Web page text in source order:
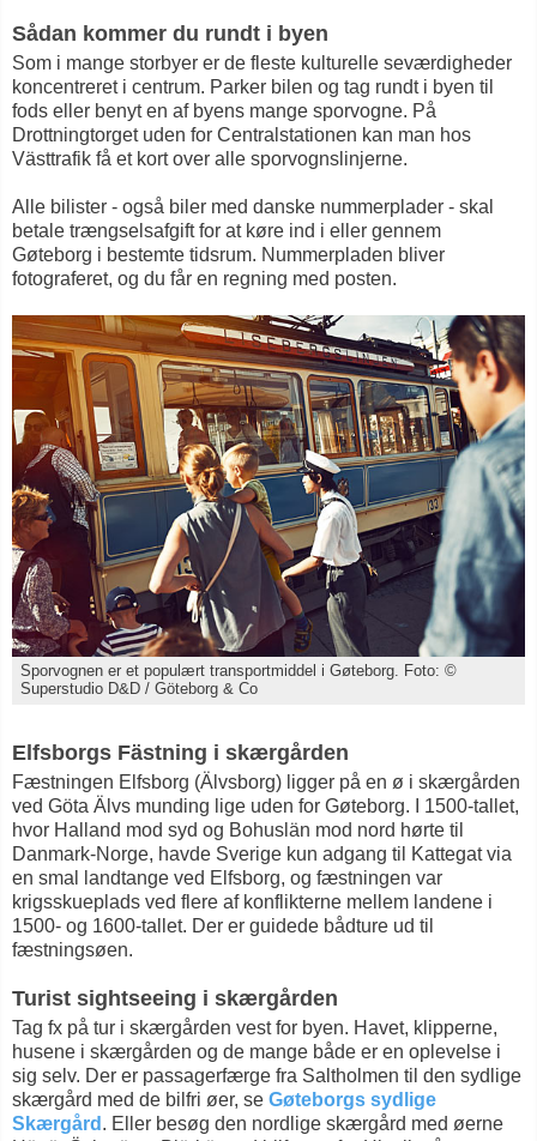
Sådan kommer du rundt i byen
Som i mange storbyer er de fleste kulturelle seværdigheder
koncentreret i centrum. Parker bilen og tag rundt i byen til
fods eller benyt en af byens mange sporvogne. På
Drottningtorget uden for Centralstationen kan man hos
Västtrafik få et kort over alle sporvognslinjerne.
Alle bilister - også biler med danske nummerplader - skal
betale trængselsafgift for at køre ind i eller gennem
Gøteborg i bestemte tidsrum. Nummerpladen bliver
fotograferet, og du får en regning med posten.
Sporvognen er et populært transportmiddel i Gøteborg. Foto: ©
Superstudio D&D / Göteborg & Co
Elfsborgs Fästning i skærgården
Fæstningen Elfsborg (Älvsborg) ligger på en ø i skærgården
ved Göta Älvs munding lige uden for Gøteborg. I 1500-tallet,
hvor Halland mod syd og Bohuslän mod nord hørte til
Danmark-Norge, havde Sverige kun adgang til Kattegat via
en smal landtange ved Elfsborg, og fæstningen var
krigsskueplads ved flere af konflikterne mellem landene i
1500- og 1600-tallet. Der er guidede bådture ud til
fæstningsøen.
Turist sightseeing i skærgården
Tag fx på tur i skærgården vest for byen. Havet, klipperne,
husene i skærgården og de mange både er en oplevelse i
sig selv. Der er passagerfærge fra Saltholmen til den sydlige
skærgård med de bilfri øer, se Gøteborgs sydlige
Skærgård . Eller besøg den nordlige skærgård med øerne